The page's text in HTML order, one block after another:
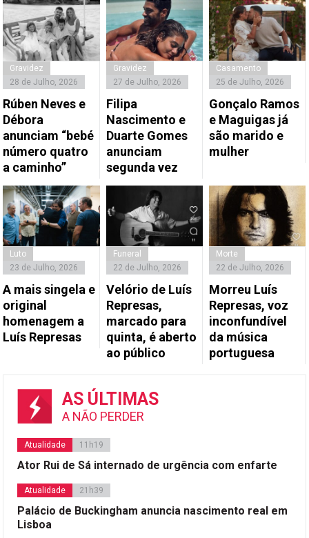
Gravidez
28 de Julho, 2026
Rúben Neves e
Débora
anunciam “bebé
número quatro
a caminho”
Gravidez
27 de Julho, 2026
Filipa
Nascimento e
Duarte Gomes
anunciam
segunda vez
Casamento
25 de Julho, 2026
Gonçalo Ramos
e Maguigas já
são marido e
mulher
Luto
23 de Julho, 2026
A mais singela e
original
homenagem a
Luís Represas
Funeral
22 de Julho, 2026
Velório de Luís
Represas,
marcado para
quinta, é aberto
ao público
Morte
22 de Julho, 2026
Morreu Luís
Represas, voz
inconfundível
da música
portuguesa
AS ÚLTIMAS
A NÃO PERDER
Atualidade 11h19
Ator Rui de Sá internado de urgência com enfarte
Atualidade 21h39
Palácio de Buckingham anuncia nascimento real em
Lisboa